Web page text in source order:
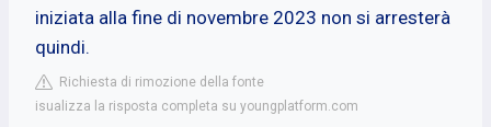
iniziata alla fine di novembre 2023 non si arresterà
quindi.
Richiesta di rimozione della fonte
isualizza la risposta completa su youngplatform.com